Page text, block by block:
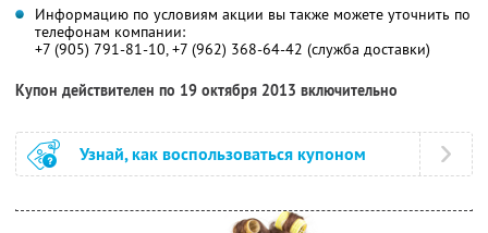
Информацию по условиям акции вы также можете уточнить по
телефонам компании:
+7 (905) 791-81-10, +7 (962) 368-64-42 (служба доставки)
Купон действителен по 19 октября 2013 включительно
Узнай, как воспользоваться купоном